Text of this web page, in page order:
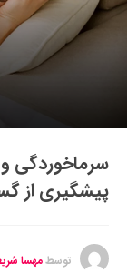
دکوراسیون و
غذا
سفر و
ایران
جهان
موفقیت و
سرماخوردگی
پیشگیری از
توسطمهسا